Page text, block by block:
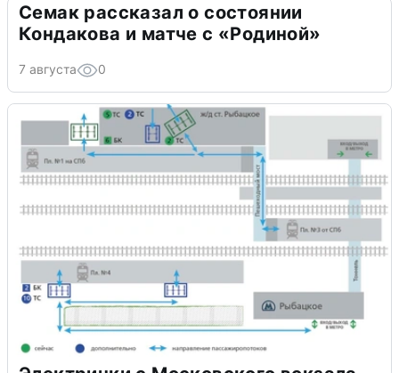
Семак рассказал о состоянии
Кондакова и матче с «Родиной»
7 августа 0